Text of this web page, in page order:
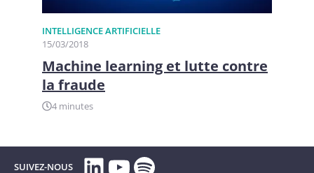
INTELLIGENCE ARTIFICIELLE
15/03/2018
Machine learning et lutte contre
la fraude
4 minutes
SUIVEZ-NOUS LinkedIn
YouTube
Spotify